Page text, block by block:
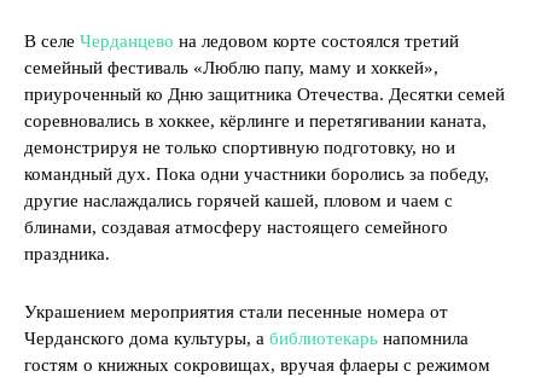
В селе Черданцево на ледовом корте состоялся третий
семейный фестиваль «Люблю папу, маму и хоккей»,
приуроченный ко Дню защитника Отечества. Десятки семей
соревновались в хоккее, кёрлинге и перетягивании каната,
демонстрируя не только спортивную подготовку, но и
командный дух. Пока одни участники боролись за победу,
другие наслаждались горячей кашей, пловом и чаем с
блинами, создавая атмосферу настоящего семейного
праздника.
Украшением мероприятия стали песенные номера от
Черданского дома культуры, а библиотекарь напомнила
гостям о книжных сокровищах, вручая флаеры с режимом